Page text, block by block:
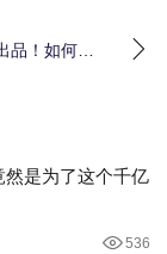
品！如何通
是为了这个千亿
536